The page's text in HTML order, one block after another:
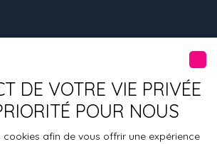
49 60 32
DE VOTRE VIE PRIVÉE
POUR NOUS
cookies afin de vous offrir une expérience